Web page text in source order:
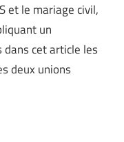
et le mariage civil,
un
cet article les
deux unions